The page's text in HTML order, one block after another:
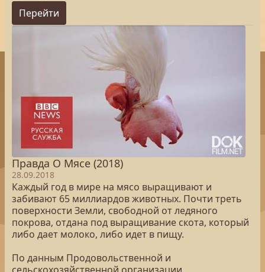
Перейти
Правда О Мясе (2018)
28.09.2018
Каждый год в мире на мясо выращивают и
забивают 65 миллиардов животных. Почти треть
поверхности Земли, свободной от ледяного
покрова, отдана под выращивание скота, который
либо дает молоко, либо идет в пищу.
По данным Продовольственной и